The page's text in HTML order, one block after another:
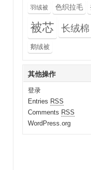
羽绒被 色织拉毛
被芯 长绒棉
鹅绒被
其他操作
登录
Entries RSS
Comments RSS
WordPress.org